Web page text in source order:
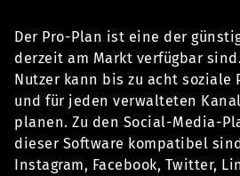
Der Pro-Plan ist eine der
derzeit am Markt verfügbar
Nutzer kann bis zu acht soziale
und für jeden verwalteten
planen. Zu den Social-Media-
dieser Software kompatibel
Instagram, Facebook, Twitter,